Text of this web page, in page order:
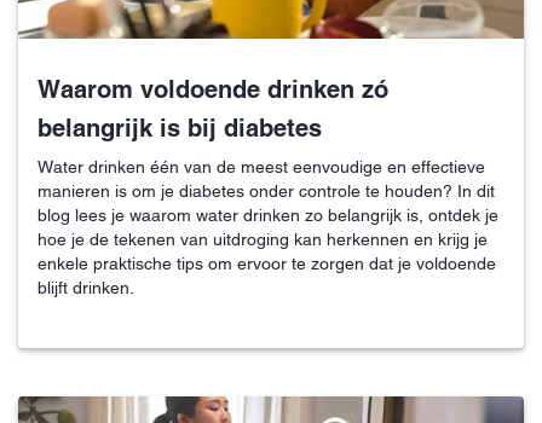
Waarom voldoende drinken zó
belangrijk is bij diabetes
Water drinken één van de meest eenvoudige en effectieve
manieren is om je diabetes onder controle te houden? In dit
blog lees je waarom water drinken zo belangrijk is, ontdek je
hoe je de tekenen van uitdroging kan herkennen en krijg je
enkele praktische tips om ervoor te zorgen dat je voldoende
blijft drinken.